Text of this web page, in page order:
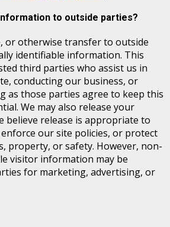
to outside parties?
or otherwise transfer to outside
identifiable information. This
third parties who assist us in
conducting our business, or
as those parties agree to keep this
We may also release your
believe release is appropriate to
our site policies, or protect
property, or safety. However, non-
visitor information may be
for marketing, advertising, or